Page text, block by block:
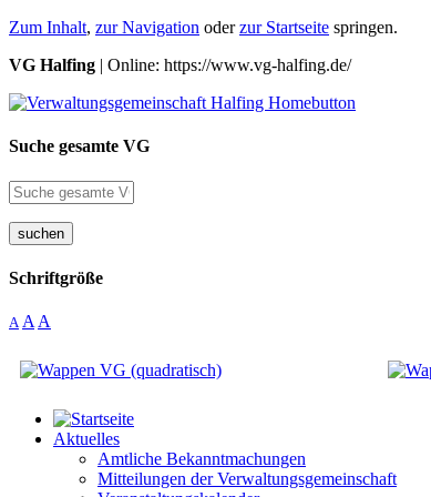
Zum Inhalt, zur Navigation oderzur Startseite springen.
VG Halfing | Online: https://www.vg-halfing.de/
Suche gesamte VG
suchen
Schriftgröße
A A A
Aktuelles
Amtliche Bekanntmachungen
Mitteilungen der Verwaltungsgemeinschaft